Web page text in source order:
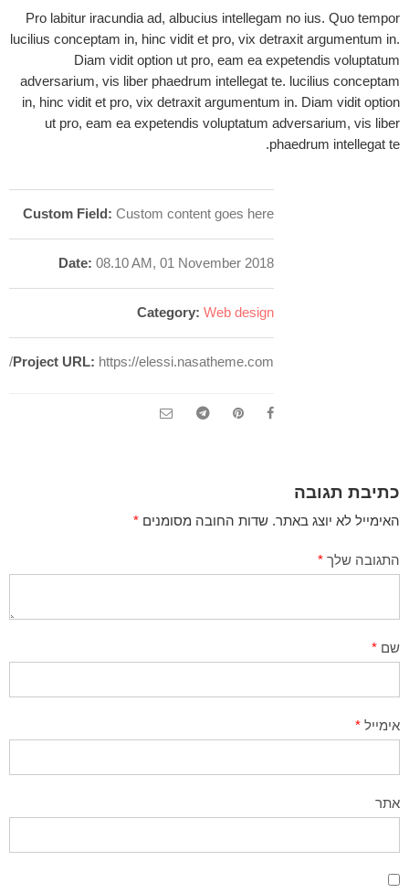
Pro labitur iracundia ad, albucius intellegam no ius. Quo tempor
lucilius conceptam in, hinc vidit et pro, vix detraxit argumentum in.
Diam vidit option ut pro, eam ea expetendis voluptatum
adversarium, vis liber phaedrum intellegat te. lucilius conceptam
in, hinc vidit et pro, vix detraxit argumentum in. Diam vidit option
ut pro, eam ea expetendis voluptatum adversarium, vis liber
phaedrum intellegat te.
Custom Field: Custom content goes here
Date: 08.10 AM, 01 November 2018
Category: Web design
Project URL: https://elessi.nasatheme.com/
כתיבת תגובה
האימייל לא יוצג באתר. שדות החובה מסומנים *
התגובה שלך *
שם *
אימייל *
אתר